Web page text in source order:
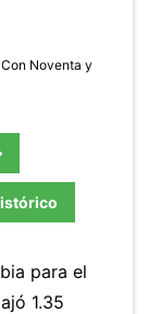
Noventa y
para el
1.35